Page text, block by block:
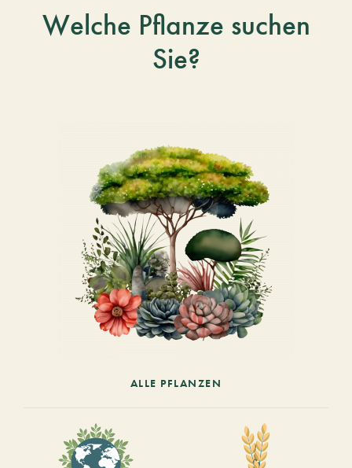
Welche Pflanze suchen
Sie?
ALLE PFLANZEN